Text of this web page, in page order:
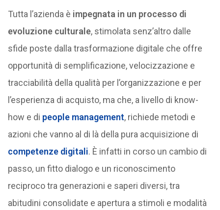
Tutta l’azienda è impegnata in un processo di
evoluzione culturale, stimolata senz’altro dalle
sfide poste dalla trasformazione digitale che offre
opportunità di semplificazione, velocizzazione e
tracciabilità della qualità per l’organizzazione e per
l’esperienza di acquisto, ma che, a livello di know-
how e di people management, richiede metodi e
azioni che vanno al di là della pura acquisizione di
competenze digitali. È infatti in corso un cambio di
passo, un fitto dialogo e un riconoscimento
reciproco tra generazioni e saperi diversi, tra
abitudini consolidate e apertura a stimoli e modalità